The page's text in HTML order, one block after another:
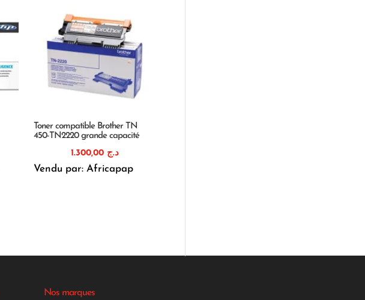
Toner compatible Brother TN
450-TN2220 grande capacité
د.ج 1.300,00
Vendu par: Africapap
Nos marques